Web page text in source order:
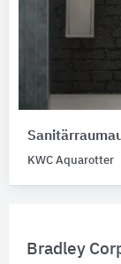
Bradley
KWC Aquarotter